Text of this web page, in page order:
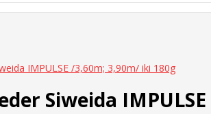
IMPULSE /3,60m; 3,90m/ iki 180g
Siweida